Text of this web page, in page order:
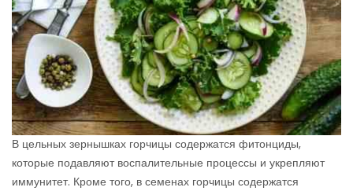
В цельных зернышках горчицы содержатся фитонциды,
которые подавляют воспалительные процессы и укрепляют
иммунитет. Кроме того, в семенах горчицы содержатся